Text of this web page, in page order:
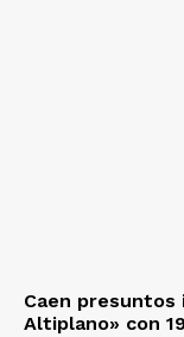
Caen
Altiplano» con